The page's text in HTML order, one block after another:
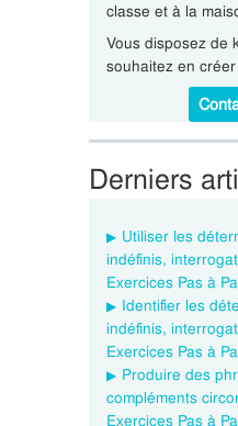
classe et à la
Vous disposez de
souhaitez en
Derniers
Utiliser les
indéfinis,
Exercices Pas à
Identifier les
indéfinis,
Exercices Pas à
Produire des
compléments
Exercices Pas à